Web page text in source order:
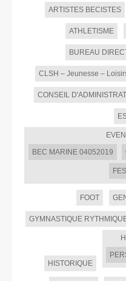
ARTISTES BECISTES
ATHLETISME
BUREAU
CLSH – Jeunesse –
CONSEIL
BEC MARINE 04052019
FOOT
GYMNASTIQUE
HISTORIQUE